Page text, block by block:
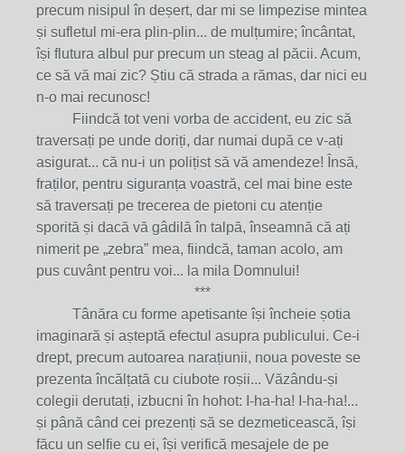
precum nisipul în deșert, dar mi se limpezise mintea
și sufletul mi-era plin-plin... de mulțumire; încântat,
își flutura albul pur precum un steag al păcii. Acum,
ce să vă mai zic? Știu că strada a rămas, dar nici eu
n-o mai recunosc!
Fiindcă tot veni vorba de accident, eu zic să
traversați pe unde doriți, dar numai după ce v-ați
asigurat... că nu-i un polițist să vă amendeze! Însă,
fraților, pentru siguranța voastră, cel mai bine este
să traversați pe trecerea de pietoni cu atenție
sporită și dacă vă gâdilă în talpă, înseamnă că ați
nimerit pe „zebra” mea, fiindcă, taman acolo, am
pus cuvânt pentru voi... la mila Domnului!
***
Tânăra cu forme apetisante își încheie șotia
imaginară și așteptă efectul asupra publicului. Ce-i
drept, precum autoarea narațiunii, noua poveste se
prezenta încălțată cu ciubote roșii... Văzându-și
colegii derutați, izbucni în hohot: I-ha-ha! I-ha-ha!...
și până când cei prezenți să se dezmeticească, își
făcu un selfie cu ei, își verifică mesajele de pe